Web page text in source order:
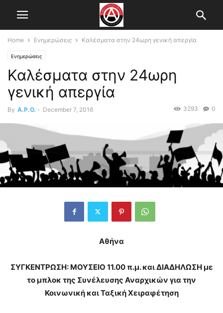
Home Ενημερώσεις Καλέσματα στην 24ωρη γενική απεργία
Ενημερώσεις
Καλέσματα στην 24ωρη
γενική απεργία
By A.P.O. - December 7, 2016 0
3293
Αθήνα
ΣΥΓΚΕΝΤΡΩΣΗ: ΜΟΥΣΕΙΟ 11.00 π.μ. και ΔΙΑΔΗΛΩΣΗ με
το μπλοκ της Συνέλευσης Αναρχικών για την
Κοινωνική και Ταξική Χειραφέτηση